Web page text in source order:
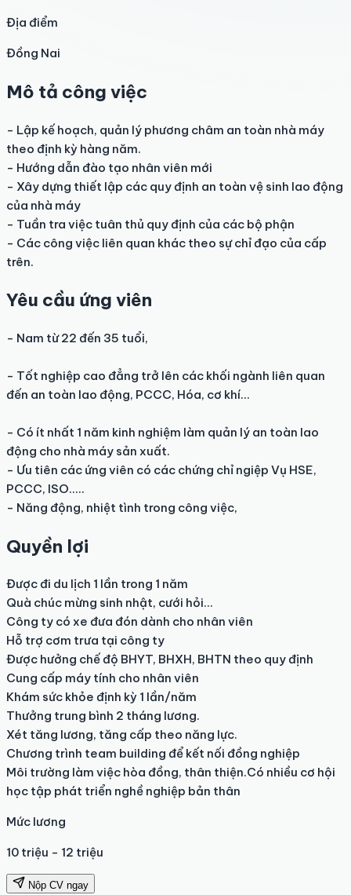
Địa điểm
Đồng Nai
Mô tả công việc
- Lập kế hoạch, quản lý phương châm an toàn nhà máy
theo định kỳ hàng năm.
- Hướng dẫn đào tạo nhân viên mới
- Xây dựng thiết lập các quy định an toàn vệ sinh lao động
của nhà máy
- Tuần tra việc tuân thủ quy định của các bộ phận
- Các công việc liên quan khác theo sự chỉ đạo của cấp
trên.
Yêu cầu ứng viên
- Nam từ 22 đến 35 tuổi,
- Tốt nghiệp cao đẳng trở lên các khối ngành liên quan
đến an toàn lao động, PCCC, Hóa, cơ khí...
- Có ít nhất 1 năm kinh nghiệm làm quản lý an toàn lao
động cho nhà máy sản xuất.
- Ưu tiên các ứng viên có các chứng chỉ ngiệp Vụ HSE,
PCCC, ISO.....
- Năng động, nhiệt tình trong công việc,
Quyền lợi
Được đi du lịch 1 lần trong 1 năm
Quà chúc mừng sinh nhật, cưới hỏi...
Công ty có xe đưa đón dành cho nhân viên
Hỗ trợ cơm trưa tại công ty
Được hưởng chế độ BHYT, BHXH, BHTN theo quy định
Cung cấp máy tính cho nhân viên
Khám sức khỏe định kỳ 1 lần/năm
Thưởng trung bình 2 tháng lương.
Xét tăng lương, tăng cấp theo năng lực.
Chương trình team building để kết nối đồng nghiệp
Môi trường làm việc hòa đồng, thân thiện.Có nhiều cơ hội
học tập phát triển nghề nghiệp bản thân
Mức lương
10 triệu - 12 triệu
Nộp CV ngay